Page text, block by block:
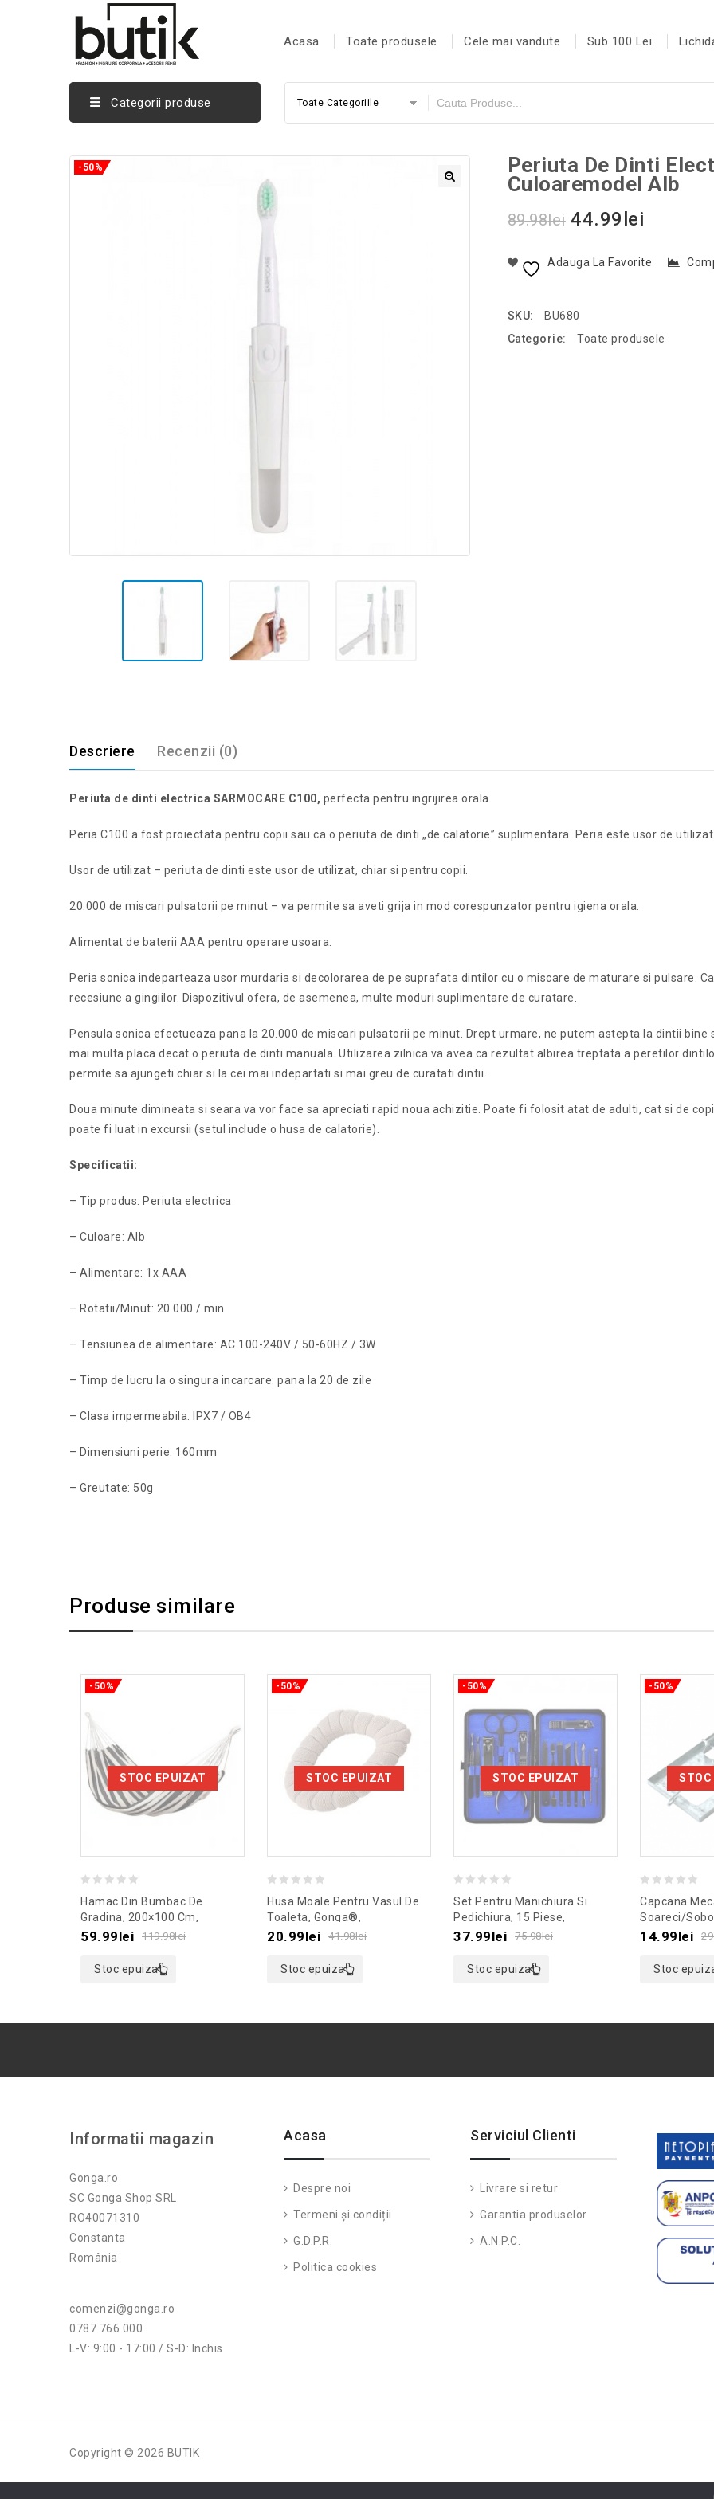
Acasa Toate produsele Cele mai vandute Sub 100 Lei
Categorii produse Toate Categoriile
-50%
Periuta De Dinti
Culoaremodel Alb
89.98lei 44.99 lei
Adauga La Favorite
SKU:
BU680
Categorie:
Toate produsele
Descriere Recenzii (0)
Periuta de dinti electrica SARMOCARE C100, perfecta pentru ingrijirea orala.
Peria C100 a fost proiectata pentru copii sau ca o periuta de dinti „de calatorie” suplimentara. Peria este usor de
Usor de utilizat – periuta de dinti este usor de utilizat, chiar si pentru copii.
20.000 de miscari pulsatorii pe minut – va permite sa aveti grija in mod corespunzator pentru igiena orala.
Alimentat de baterii AAA pentru operare usoara.
Peria sonica indeparteaza usor murdaria si decolorarea de pe suprafata dintilor cu o miscare de maturare si pulsare.
recesiune a gingiilor. Dispozitivul ofera, de asemenea, multe moduri suplimentare de curatare.
Pensula sonica efectueaza pana la 20.000 de miscari pulsatorii pe minut. Drept urmare, ne putem astepta la dintii
mai multa placa decat o periuta de dinti manuala. Utilizarea zilnica va avea ca rezultat albirea treptata a peretilor
permite sa ajungeti chiar si la cei mai indepartati si mai greu de curatati dintii.
Doua minute dimineata si seara va vor face sa apreciati rapid noua achizitie. Poate fi folosit atat de adulti, cat si de
poate fi luat in excursii (setul include o husa de calatorie).
Specificatii:
– Tip produs: Periuta electrica
– Culoare: Alb
– Alimentare: 1x AAA
– Rotatii/Minut: 20.000 / min
– Tensiunea de alimentare: AC 100-240V / 50-60HZ / 3W
– Timp de lucru la o singura incarcare: pana la 20 de zile
– Clasa impermeabila: IPX7 / OB4
– Dimensiuni perie: 160mm
– Greutate: 50g
Produse similare
STOC EPUIZAT
-50%
out
of
Hamac Din Bumbac De
Gradina, 200×100 Cm,
Culoaremodel Alb/Negru
119.98lei
59.99lei
Stoc epuizat
STOC EPUIZAT
-50%
out
of
Husa Moale Pentru Vasul De
Toaleta, Gonga®,
Culoaremodel Bej
41.98lei
20.99lei
Stoc epuizat
STOC EPUIZAT
-50%
out
of
Set Pentru Manichiura Si
Pedichiura, 15 Piese,
Culoaremodel Albastru
75.98lei
37.99lei
Stoc epuizat
-50%
out
of
Capcana
Soareci/
Marime S
14.99lei
Stoc
Informatii magazin
Gonga.ro
SC Gonga Shop SRL
RO40071310
Constanta
România
comenzi@gonga.ro
0787 766 000
L-V: 9:00 - 17:00 / S-D: Inchis
Acasa
Despre noi
Termeni și condiții
G.D.P.R.
Politica cookies
Serviciul Clienti
Livrare si retur
Garantia produselor
A.N.P.C.
Copyright © 2026 BUTIK